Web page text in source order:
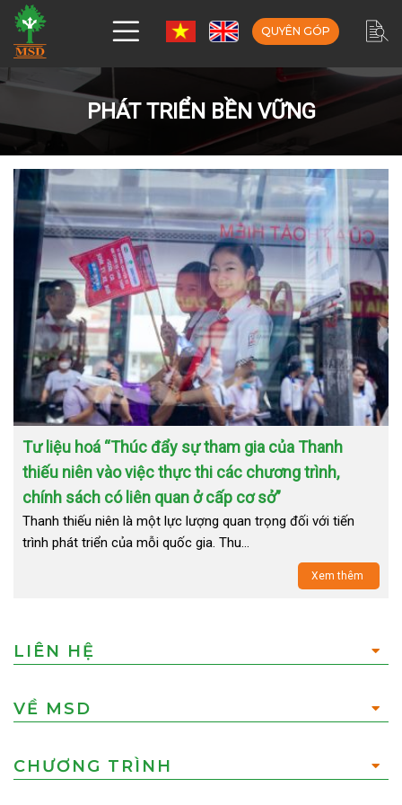
QUYÊN GÓP
PHÁT TRIỂN BỀN VỮNG
Tư liệu hoá “Thúc đẩy sự tham gia của Thanh
thiếu niên vào việc thực thi các chương trình,
chính sách có liên quan ở cấp cơ sở”
Thanh thiếu niên là một lực lượng quan trọng đối với tiến
trình phát triển của mỗi quốc gia. Thu…
Xem thêm
LIÊN HỆ
VỀ MSD
CHƯƠNG TRÌNH